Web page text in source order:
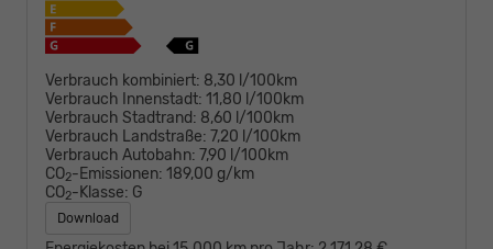
Verbrauch kombiniert: 8,30 l/100km
Verbrauch Innenstadt: 11,80 l/100km
Verbrauch Stadtrand: 8,60 l/100km
Verbrauch Landstraße: 7,20 l/100km
Verbrauch Autobahn: 7,90 l/100km
CO2-Emissionen: 189,00 g/km
CO2-Klasse: G
Download